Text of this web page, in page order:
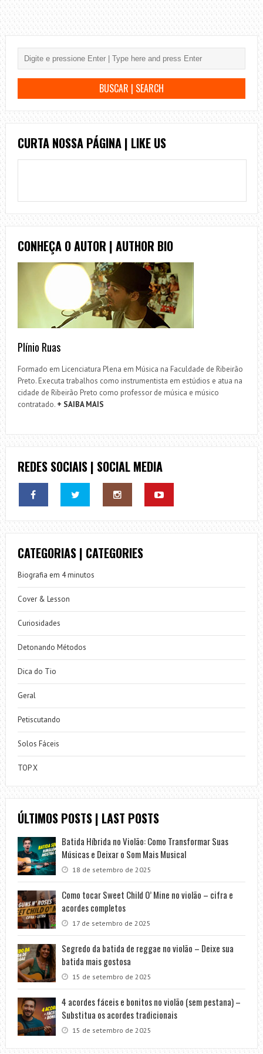
CURTA NOSSA PÁGINA | LIKE US
CONHEÇA O AUTOR | AUTHOR BIO
Plínio Ruas
Formado em Licenciatura Plena em Música na Faculdade de Ribeirão
Preto. Executa trabalhos como instrumentista em estúdios e atua na
cidade de Ribeirão Preto como professor de música e músico
contratado. + SAIBA MAIS
REDES SOCIAIS | SOCIAL MEDIA
CATEGORIAS | CATEGORIES
Biografia em 4 minutos
Cover & Lesson
Curiosidades
Detonando Métodos
Dica do Tio
Geral
Petiscutando
Solos Fáceis
TOP X
ÚLTIMOS POSTS | LAST POSTS
Batida Híbrida no Violão: Como Transformar Suas
Músicas e Deixar o Som Mais Musical
18 de setembro de 2025
Como tocar Sweet Child O’ Mine no violão – cifra e
acordes completos
17 de setembro de 2025
Segredo da batida de reggae no violão – Deixe sua
batida mais gostosa
15 de setembro de 2025
4 acordes fáceis e bonitos no violão (sem pestana) –
Substitua os acordes tradicionais
15 de setembro de 2025